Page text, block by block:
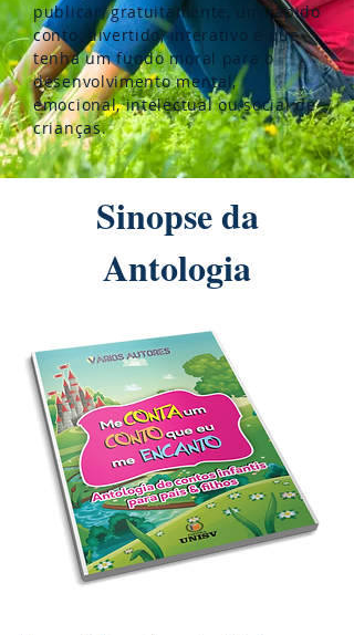
publicar, gratuitamente, um rápido
conto, divertido, interativo e que
tenha um fundo moral para o
desenvolvimento mental,
emocional, intelectual ou social de
crianças.
Sinopse da
Antologia